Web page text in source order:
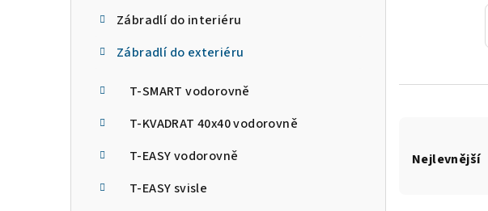
Zábradlí do interiéru
Zábradlí do exteriéru
T-SMART vodorovně
T-KVADRAT 40x40 vodorovně
T-EASY vodorovně
T-EASY svisle
aNejlevnější